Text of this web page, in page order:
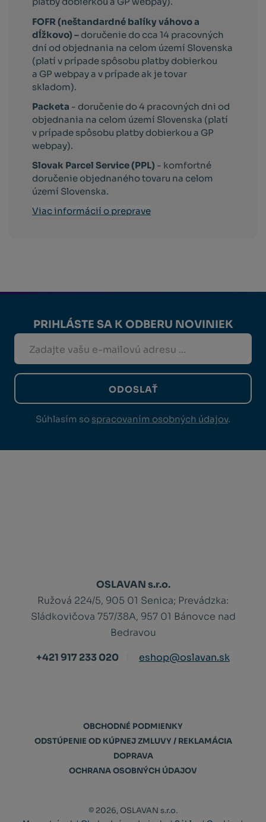
FOFR (neštandardné balíky váhovo a
dĺžkovo) – doručenie do cca 14 pracovných
dní od objednania na celom území Slovenska
(platí v prípade spôsobu platby dobierkou
a GP webpay a v prípade ak je tovar
skladom).
Packeta - doručenie do 4 pracovných dni od
objednania na celom území Slovenska (platí
v prípade spôsobu platby dobierkou a GP
webpay).
Slovak Parcel Service (PPL) - komfortné
doručenie objednaného tovaru na celom
území Slovenska.
Viac informácií o preprave
PRIHLÁSTE SA K ODBERU NOVINIEK
ODOSLAŤ
Súhlasím so spracovaním osobných údajov.
OSLAVAN s.r.o.
Ružová 224/5, 905 01 Senica; Prevádzka:
Sládkovičova 757/38A, 957 01 Bánovce nad
Bedravou
+421 917 233 020
eshop@oslavan.sk
OBCHODNÉ PODMIENKY
ODSTÚPENIE OD KÚPNEJ ZMLUVY / REKLAMÁCIA
DOPRAVA
OCHRANA OSOBNÝCH ÚDAJOV
© 2026, OSLAVAN s.r.o.